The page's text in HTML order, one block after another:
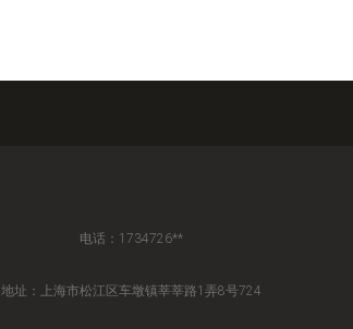
电话：1734726**
地址：上海市松江区车墩镇莘莘路1弄8号724